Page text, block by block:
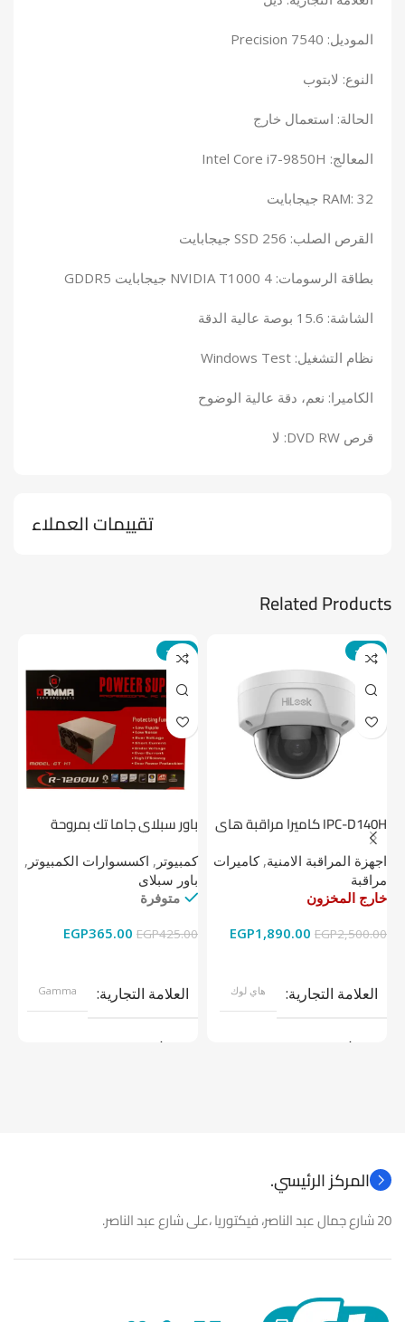
الموديل: Precision 7540
النوع: لابتوب
الحالة: استعمال خارج
المعالج: Intel Core i7-9850H
RAM: 32 جيجابايت
القرص الصلب: SSD 256 جيجابايت
بطاقة الرسومات: NVIDIA T1000 4 جيجابايت GDDR5
الشاشة: 15.6 بوصة عالية الدقة
نظام التشغيل: Windows Test
الكاميرا: نعم، دقة عالية الوضوح
قرص DVD RW: لا
تقييمات العملاء
Related Products
-24%
IPC-D140H كاميرا مراقبة هاى
لوك داخلية 4 ميجا
اجهزة المراقبة الامنية,كاميرات
مراقبة
خارج المخزون
EGP2,500.00
EGP1,890.00
العلامة التجارية هاي لوك
موديل
-14%
باور سبلاي جاما تك بمروحة
كمبيوتر , اكسسوارات الكمبيوتر ,
باور سبلاى
متوفرة
EGP425.00
EGP365.00
العلامة التجارية Gamma
موديل
المركز الرئيسي.
20 شارع جمال عبد الناصر، فيكتوريا ،على شارع عبد الناصر.